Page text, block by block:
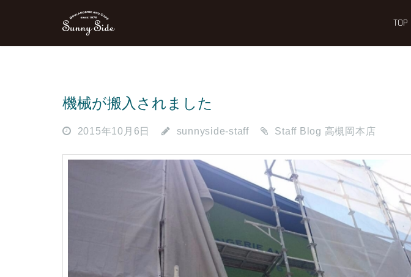
TOP
機械が搬入されました
2015年10月6日 sunnyside-staff Staff Blog 高槻岡本店